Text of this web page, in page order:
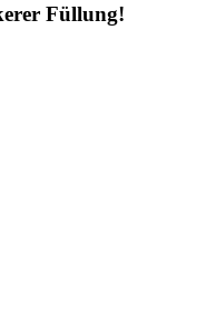
Füllung!